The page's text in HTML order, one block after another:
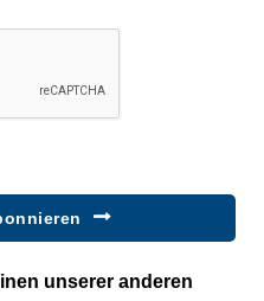
unserer anderen